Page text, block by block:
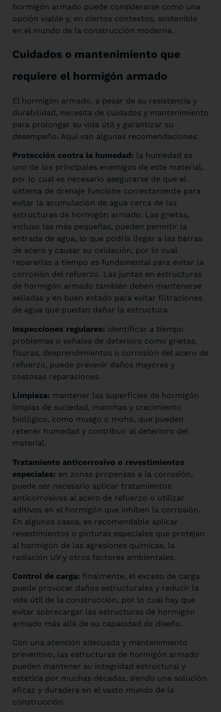
hormigón armado puede considerarse como una
opción viable y, en ciertos contextos, sostenible
en el mundo de la construcción moderna.
Cuidados o mantenimiento que
requiere el hormigón armado
El hormigón armado, a pesar de su resistencia y
durabilidad, necesita de cuidados y mantenimiento
para prolongar su vida útil y garantizar su
desempeño. Aquí van algunas recomendaciones:
Protección contra la humedad: la humedad es
uno de los principales enemigos de este material,
por lo cual es necesario asegurarse de que el
sistema de drenaje funcione correctamente para
evitar la acumulación de agua cerca de las
estructuras de hormigón armado. Las grietas,
incluso las más pequeñas, pueden permitir la
entrada de agua, lo que podría llegar a las barras
de acero y causar su oxidación, por lo cual
repararlas a tiempo es fundamental para evitar la
corrosión del refuerzo. Las juntas en estructuras
de hormigón armado también deben mantenerse
selladas y en buen estado para evitar filtraciones
de agua que puedan dañar la estructura.
Inspecciones regulares: identificar a tiempo
problemas o señales de deterioro como grietas,
fisuras, desprendimientos o corrosión del acero de
refuerzo, puede prevenir daños mayores y
costosas reparaciones.
Limpieza: mantener las superficies de hormigón
limpias de suciedad, manchas y crecimiento
biológico, como musgo o moho, que pueden
retener humedad y contribuir al deterioro del
material.
Tratamiento anticorrosivo o revestimientos
especiales: en zonas propensas a la corrosión,
puede ser necesario aplicar tratamientos
anticorrosivos al acero de refuerzo o utilizar
aditivos en el hormigón que inhiben la corrosión.
En algunos casos, es recomendable aplicar
revestimientos o pinturas especiales que protejan
al hormigón de las agresiones químicas, la
radiación UV y otros factores ambientales.
Control de carga: finalmente, el exceso de carga
puede provocar daños estructurales y reducir la
vida útil de la construcción, por lo cual hay que
evitar sobrecargar las estructuras de hormigón
armado más allá de su capacidad de diseño.
Con una atención adecuada y mantenimiento
preventivo, las estructuras de hormigón armado
pueden mantener su integridad estructural y
estética por muchas décadas, siendo una solución
eficaz y duradera en el vasto mundo de la
construcción.